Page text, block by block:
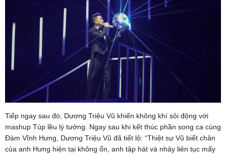
Tiếp ngay sau đó, Dương Triệu Vũ khiến không khí sôi động với
mashup Túp lều lý tưởng. Ngay sau khi kết thúc phần song ca cùng
Đàm Vĩnh Hưng, Dương Triệu Vũ đã tiết lộ: “Thiệt sự Vũ biết chân
của anh Hưng hiện tại không ổn, anh tập hát và nhảy liên tục mấy